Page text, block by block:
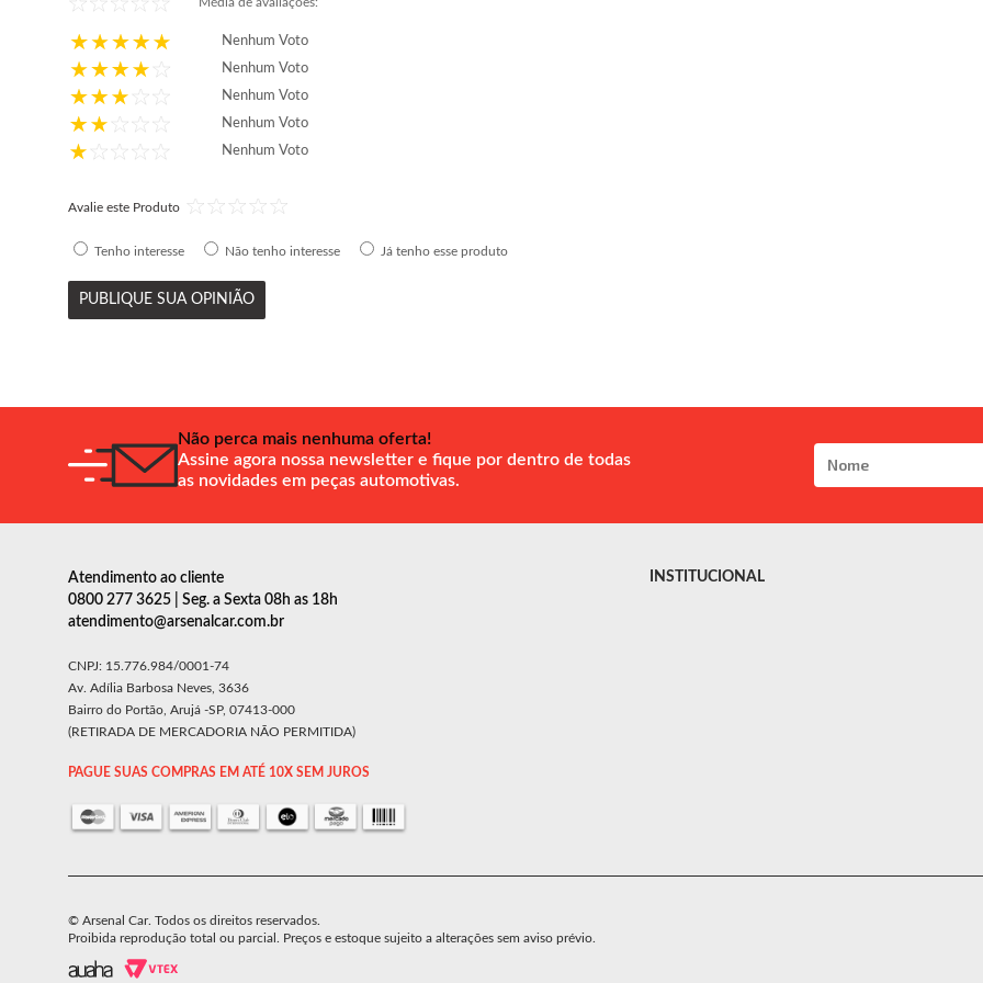
Nenhum Voto
Nenhum Voto
Nenhum Voto
Nenhum Voto
Nenhum Voto
Avalie este Produto
Tenho interesse Não tenho interesse Já tenho esse produto
PUBLIQUE SUA OPINIÃO
Não perca mais nenhuma oferta!
Assine agora nossa newsletter e fique por dentro de todas
as novidades em peças automotivas.
Atendimento ao cliente
0800 277 3625 | Seg. a Sexta 08h as 18h
atendimento@arsenalcar.com.br
CNPJ: 15.776.984/0001-74
Av. Adília Barbosa Neves, 3636
Bairro do Portão, Arujá -SP, 07413-000
(RETIRADA DE MERCADORIA NÃO PERMITIDA)
PAGUE SUAS COMPRAS EM ATÉ 10X SEM JUROS
INSTITUCIONAL
© Arsenal Car. Todos os direitos reservados.
Proibida reprodução total ou parcial. Preços e estoque sujeito a alterações sem aviso prévio.